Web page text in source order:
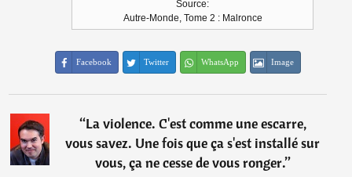
Source:
Autre-Monde, Tome 2 : Malronce
Facebook Twitter WhatsApp Image
“La violence. C'est comme une escarre,
vous savez. Une fois que ça s'est installé sur
vous, ça ne cesse de vous ronger.”